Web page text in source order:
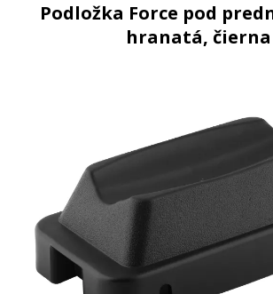
Podložka Force pod
hranatá, čierna